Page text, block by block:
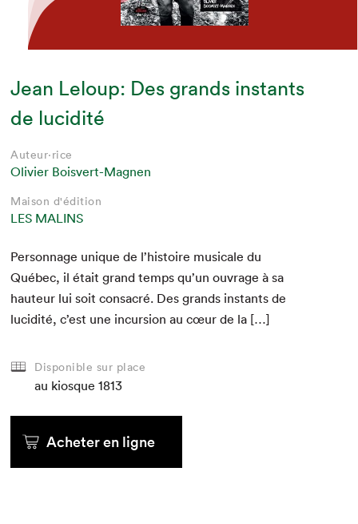
Jean Leloup: Des grands instants
de lucidité
Auteur·rice
Olivier Boisvert-Magnen
Maison d'édition
LES MALINS
Per­son­nage unique de l’histoire musi­cale du
Québec, il était grand temps qu’un ouvrage à sa
hau­teur lui soit con­sacré. Des grands instants de
lucid­ité, c’est une incur­sion au cœur de la […]
Disponible sur place
au kiosque 1813
Acheter en ligne